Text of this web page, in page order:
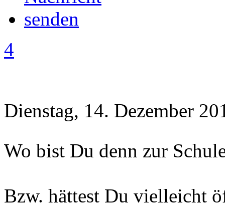
4
Dienstag, 14. Dezember
Wo bist Du denn zur
Bzw. hättest Du vielleicht